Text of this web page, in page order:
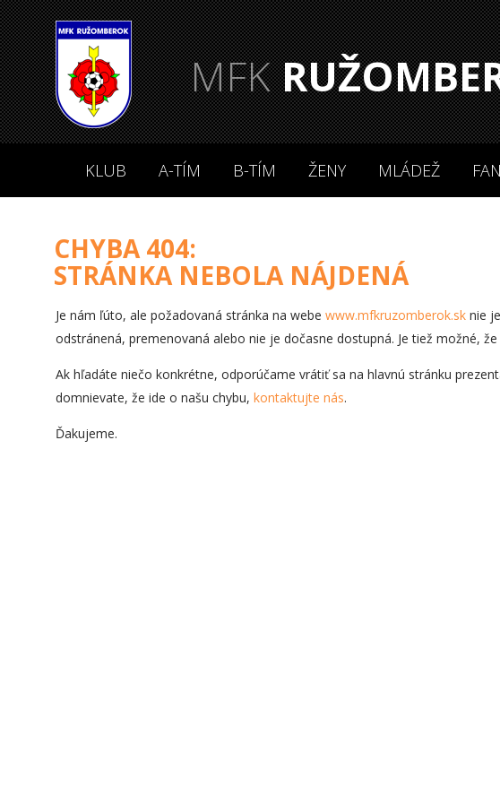
MFK
KLUB A-TÍM B-TÍM ŽENY MLÁDEŽ
CHYBA 404:
STRÁNKA NEBOLA NÁJDENÁ
Je nám ľúto, ale požadovaná stránka na webe www.mfkruzomberok.sk nie
odstránená, premenovaná alebo nie je dočasne dostupná. Je tiež možné,
Ak hľadáte niečo konkrétne, odporúčame vrátiť sa na hlavnú stránku
domnievate, že ide o našu chybu, kontaktujte nás.
Ďakujeme.